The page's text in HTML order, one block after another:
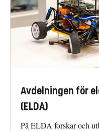
Avdelningen för
(ELDA)
På ELDA forskar och